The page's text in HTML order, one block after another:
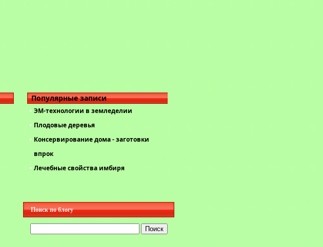
Популярные записи
ЭМ-технологии в земледелии
Плодовые деревья
Консервирование дома - заготовки
впрок
Лечебные свойства имбиря
Поиск по блогу